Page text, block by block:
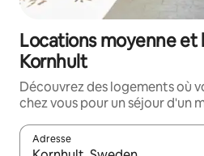
Locations moyenne et
Kornhult
Découvrez des logements où
chez vous pour un séjour d'un
Adresse